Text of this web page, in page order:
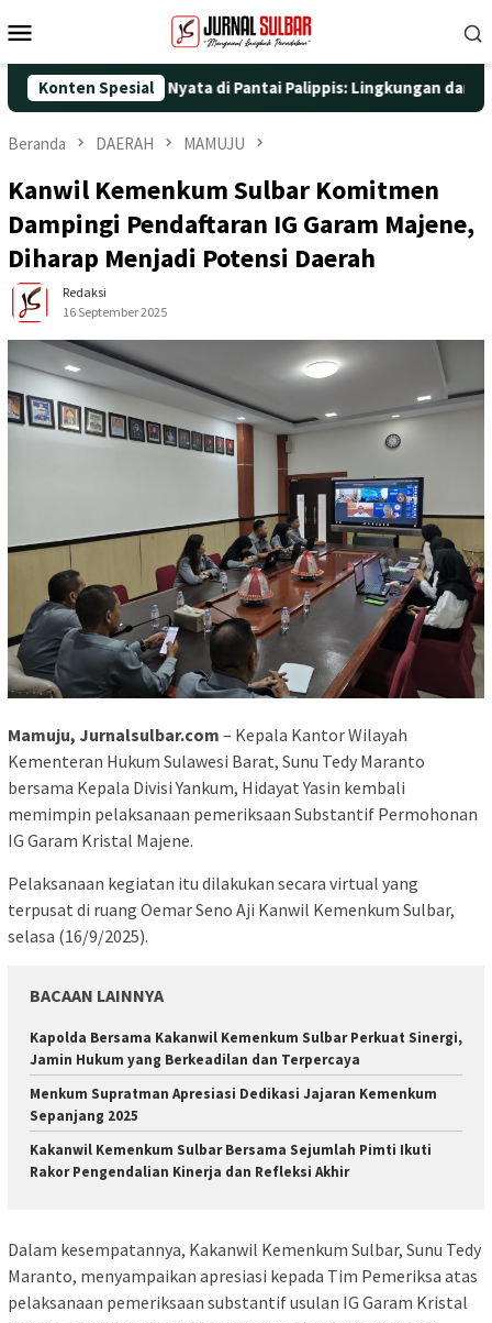
ke
Mobile
Konten Spesial
Aksi Nyata di Pantai Palippis: Lingkungan dan
Beranda DAERAH MAMUJU
Kanwil Kemenkum Sulbar Komitmen
Dampingi Pendaftaran IG Garam Majene,
Diharap Menjadi Potensi Daerah
Redaksi
16 September 2025
Mamuju, Jurnalsulbar.com – Kepala Kantor Wilayah
Kementeran Hukum Sulawesi Barat, Sunu Tedy Maranto
bersama Kepala Divisi Yankum, Hidayat Yasin kembali
memimpin pelaksanaan pemeriksaan Substantif Permohonan
IG Garam Kristal Majene.
Pelaksanaan kegiatan itu dilakukan secara virtual yang
terpusat di ruang Oemar Seno Aji Kanwil Kemenkum Sulbar,
selasa (16/9/2025).
BACAAN LAINNYA
Kapolda Bersama Kakanwil Kemenkum Sulbar Perkuat Sinergi,
Jamin Hukum yang Berkeadilan dan Terpercaya
Menkum Supratman Apresiasi Dedikasi Jajaran Kemenkum
Sepanjang 2025
Kakanwil Kemenkum Sulbar Bersama Sejumlah Pimti Ikuti
Rakor Pengendalian Kinerja dan Refleksi Akhir
Dalam kesempatannya, Kakanwil Kemenkum Sulbar, Sunu Tedy
Maranto, menyampaikan apresiasi kepada Tim Pemeriksa atas
pelaksanaan pemeriksaan substantif usulan IG Garam Kristal